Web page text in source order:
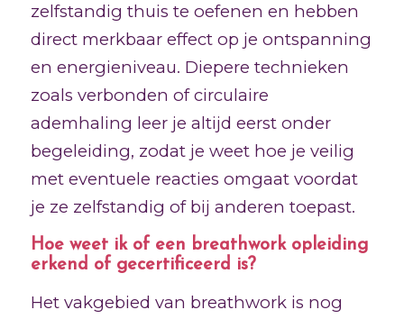
zelfstandig thuis te oefenen en hebben
direct merkbaar effect op je ontspanning
en energieniveau. Diepere technieken
zoals verbonden of circulaire
ademhaling leer je altijd eerst onder
begeleiding, zodat je weet hoe je veilig
met eventuele reacties omgaat voordat
je ze zelfstandig of bij anderen toepast.
Hoe weet ik of een breathwork opleiding
erkend of gecertificeerd is?
Het vakgebied van breathwork is nog